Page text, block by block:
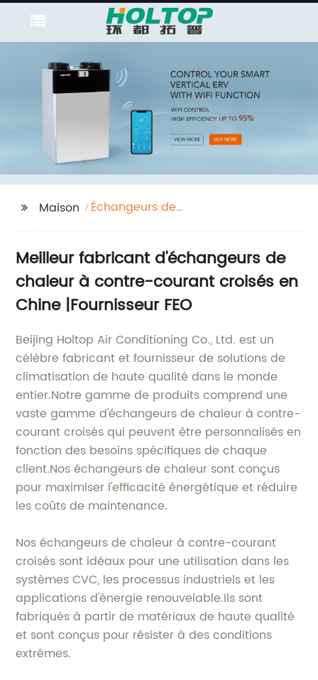
Maison
Échangeurs de
Meilleur fabricant d'échangeurs de
chaleur à contre-courant croisés en
Chine |Fournisseur FEO
Beijing Holtop Air Conditioning Co., Ltd. est un
célèbre fabricant et fournisseur de solutions de
climatisation de haute qualité dans le monde
entier.Notre gamme de produits comprend une
vaste gamme d'échangeurs de chaleur à contre-
courant croisés qui peuvent être personnalisés en
fonction des besoins spécifiques de chaque
client.Nos échangeurs de chaleur sont conçus
pour maximiser l'efficacité énergétique et réduire
les coûts de maintenance.
Nos échangeurs de chaleur à contre-courant
croisés sont idéaux pour une utilisation dans les
systèmes CVC, les processus industriels et les
applications d'énergie renouvelable.Ils sont
fabriqués à partir de matériaux de haute qualité
et sont conçus pour résister à des conditions
extrêmes.